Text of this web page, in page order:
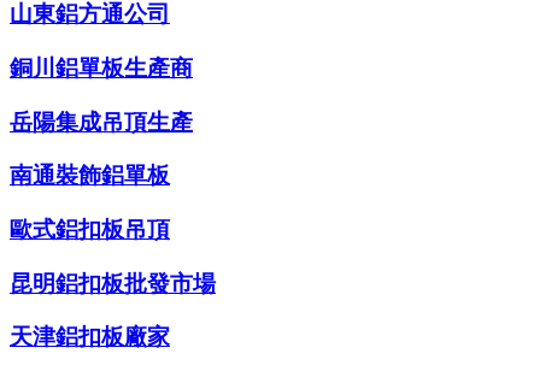
山東鋁方通公司
銅川鋁單板生產商
岳陽集成吊頂生產
南通裝飾鋁單板
歐式鋁扣板吊頂
昆明鋁扣板批發市場
天津鋁扣板廠家